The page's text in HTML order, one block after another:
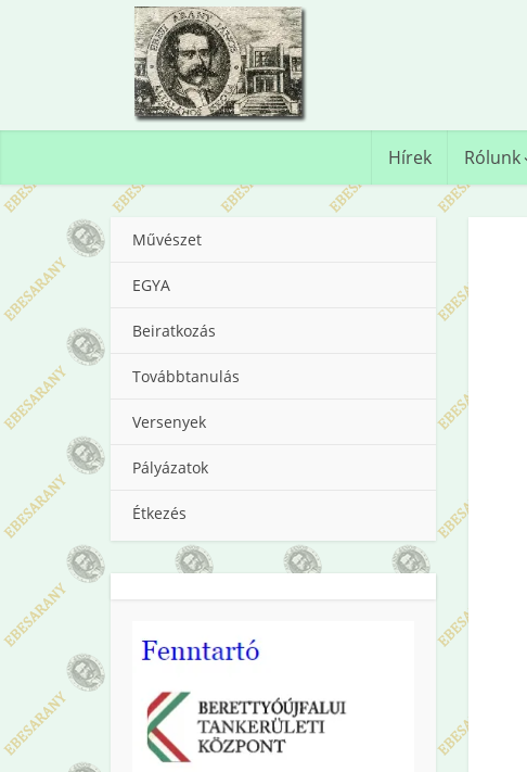
Hírek Rólunk
Művészet
EGYA
Beiratkozás
Továbbtanulás
Versenyek
Pályázatok
Étkezés